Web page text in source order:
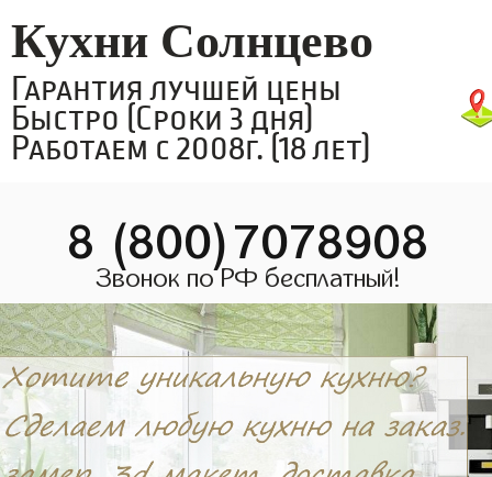
Кухни Солнцево
Гарантия лучшей цены
Быстро (Сроки 3 дня)
Работаем с 2008г. (18 лет)
8 (800)7078908
Звонок по РФ бесплатный!